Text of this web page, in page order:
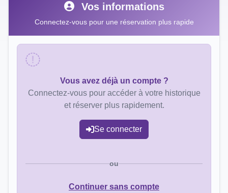
Vos informations
Connectez-vous pour une réservation plus rapide
Vous avez déjà un compte ?
Connectez-vous pour accéder à votre historique
et réserver plus rapidement.
Se connecter
ou
Continuer sans compte